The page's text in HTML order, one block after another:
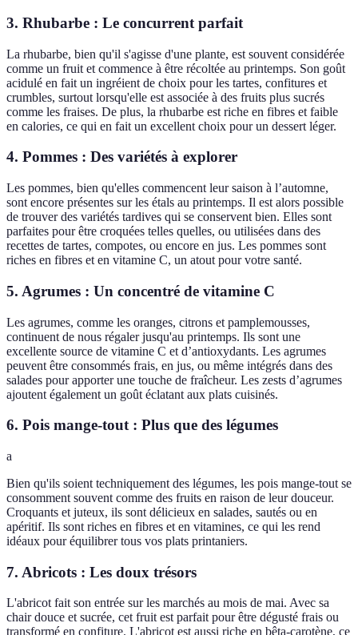
3. Rhubarbe : Le concurrent parfait
La rhubarbe, bien qu'il s'agisse d'une plante, est souvent considérée
comme un fruit et commence à être récoltée au printemps. Son goût
acidulé en fait un ingréient de choix pour les tartes, confitures et
crumbles, surtout lorsqu'elle est associée à des fruits plus sucrés
comme les fraises. De plus, la rhubarbe est riche en fibres et faible
en calories, ce qui en fait un excellent choix pour un dessert léger.
4. Pommes : Des variétés à explorer
Les pommes, bien qu'elles commencent leur saison à l’automne,
sont encore présentes sur les étals au printemps. Il est alors possible
de trouver des variétés tardives qui se conservent bien. Elles sont
parfaites pour être croquées telles quelles, ou utilisées dans des
recettes de tartes, compotes, ou encore en jus. Les pommes sont
riches en fibres et en vitamine C, un atout pour votre santé.
5. Agrumes : Un concentré de vitamine C
Les agrumes, comme les oranges, citrons et pamplemousses,
continuent de nous régaler jusqu'au printemps. Ils sont une
excellente source de vitamine C et d’antioxydants. Les agrumes
peuvent être consommés frais, en jus, ou même intégrés dans des
salades pour apporter une touche de fraîcheur. Les zests d’agrumes
ajoutent également un goût éclatant aux plats cuisinés.
6. Pois mange-tout : Plus que des légumes
a
Bien qu'ils soient techniquement des légumes, les pois mange-tout se
consomment souvent comme des fruits en raison de leur douceur.
Croquants et juteux, ils sont délicieux en salades, sautés ou en
apéritif. Ils sont riches en fibres et en vitamines, ce qui les rend
idéaux pour équilibrer tous vos plats printaniers.
7. Abricots : Les doux trésors
L'abricot fait son entrée sur les marchés au mois de mai. Avec sa
chair douce et sucrée, cet fruit est parfait pour être dégusté frais ou
transformé en confiture. L'abricot est aussi riche en bêta-carotène, ce